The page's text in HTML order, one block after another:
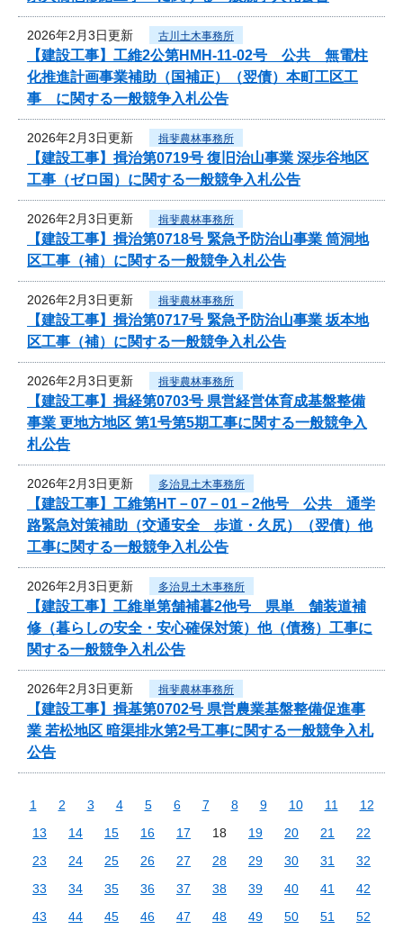
2026年2月3日更新 古川土木事務所
【建設工事】工維2公第HMH-11-02号 公共 無電柱
化推進計画事業補助（国補正）（翌債）本町工区工
事 に関する一般競争入札公告
2026年2月3日更新 揖斐農林事務所
【建設工事】揖治第0719号 復旧治山事業 深歩谷地区
工事（ゼロ国）に関する一般競争入札公告
2026年2月3日更新 揖斐農林事務所
【建設工事】揖治第0718号 緊急予防治山事業 筒洞地
区工事（補）に関する一般競争入札公告
2026年2月3日更新 揖斐農林事務所
【建設工事】揖治第0717号 緊急予防治山事業 坂本地
区工事（補）に関する一般競争入札公告
2026年2月3日更新 揖斐農林事務所
【建設工事】揖経第0703号 県営経営体育成基盤整備
事業 更地方地区 第1号第5期工事に関する一般競争入
札公告
2026年2月3日更新 多治見土木事務所
【建設工事】工維第HT－07－01－2他号 公共 通学
路緊急対策補助（交通安全 歩道・久尻）（翌債）他
工事に関する一般競争入札公告
2026年2月3日更新 多治見土木事務所
【建設工事】工維単第舗補暮2他号 県単 舗装道補
修（暮らしの安全・安心確保対策）他（債務）工事に
関する一般競争入札公告
2026年2月3日更新 揖斐農林事務所
【建設工事】揖基第0702号 県営農業基盤整備促進事
業 若松地区 暗渠排水第2号工事に関する一般競争入札
公告
1 2 3 4 5 6 7 8 9 10 11
12
13
14 15 16 17 18 19 20 21
22
23
24 25 26 27 28 29 30 31
32
33
34 35 36 37 38 39 40 41
42
43
44 45 46 47 48 49 50 51
52